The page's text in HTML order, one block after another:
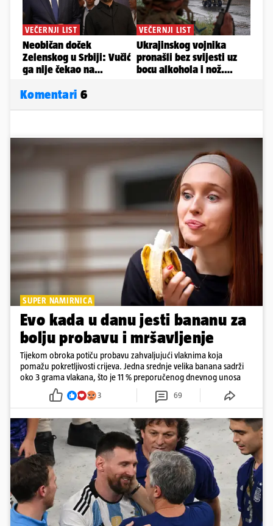
Komentari 6
SUPER NAMIRNICA
Evo kada u danu jesti bananu za
bolju probavu i mršavljenje
Tijekom obroka potiču probavu zahvaljujući vlaknima koja
pomažu pokretljivosti crijeva. Jedna srednje velika banana sadrži
oko 3 grama vlakana, što je 11 % preporučenog dnevnog unosa
3 69